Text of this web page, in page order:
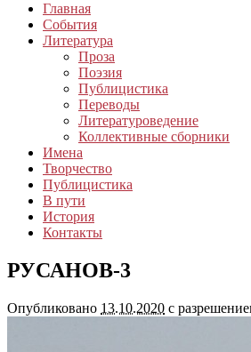
Главная
События
Литература
Проза
Поэзия
Публицистика
Переводы
Литературоведение
Коллективные сборники
Имена
Творчество
Публицистика
В пути
История
Контакты
РУСАНОВ-3
Опубликовано 13.10.2020 с